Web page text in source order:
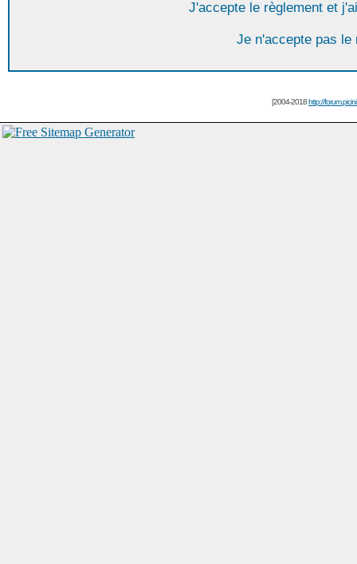
J'accepte le règlement et
Je n'accepte pas le
[2004-2018http://